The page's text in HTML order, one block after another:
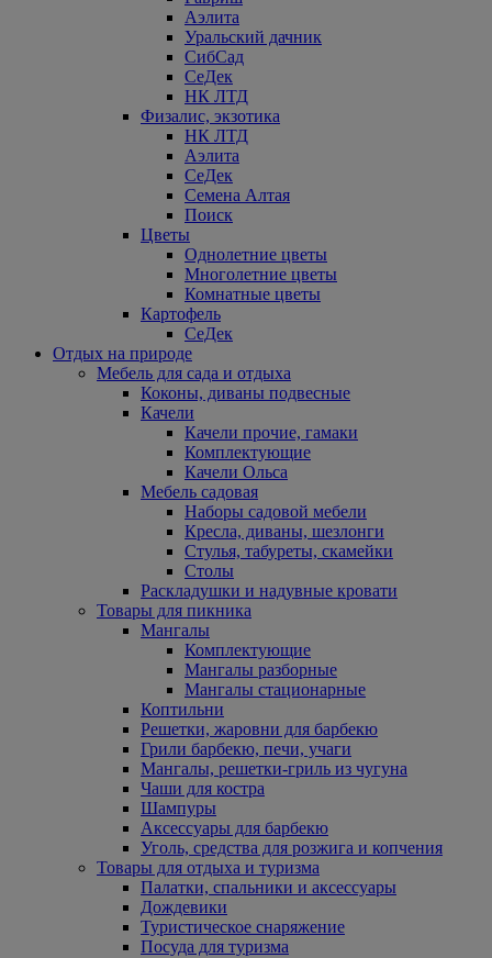
Аэлита
Уральский дачник
СибСад
СеДек
НК ЛТД
Физалис, экзотика
НК ЛТД
Аэлита
СеДек
Семена Алтая
Поиск
Цветы
Однолетние цветы
Многолетние цветы
Комнатные цветы
Картофель
СеДек
Отдых на природе
Мебель для сада и отдыха
Коконы, диваны подвесные
Качели
Качели прочие, гамаки
Комплектующие
Качели Ольса
Мебель садовая
Наборы садовой мебели
Кресла, диваны, шезлонги
Стулья, табуреты, скамейки
Столы
Раскладушки и надувные кровати
Товары для пикника
Мангалы
Комплектующие
Мангалы разборные
Мангалы стационарные
Коптильни
Решетки, жаровни для барбекю
Грили барбекю, печи, учаги
Мангалы, решетки-гриль из чугуна
Чаши для костра
Шампуры
Аксессуары для барбекю
Уголь, средства для розжига и копчения
Товары для отдыха и туризма
Палатки, спальники и аксессуары
Дождевики
Туристическое снаряжение
Посуда для туризма